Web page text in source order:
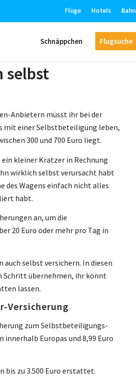
Flüge Hotels Bahn
Schnäppchen Flugsuche
selbst
Anbietern müsst ihr bei der
mit einer Selbstbeteiligung leben,
300 und 700 Euro liegt.
ein kleiner Kratzer in Rechnung
wirklich selbst verursacht habt
des Wagens einfach nicht alles
habt.
an, um die
20 Euro oder mehr pro Tag in
selbst versichern. In diesen
Schritt übernehmen, ihr könnt
lassen.
Versicherung
zum Selbstbeteiligungs-
innerhalb Europas und 8,99 Euro
bis zu 3.500 Euro erstattet.